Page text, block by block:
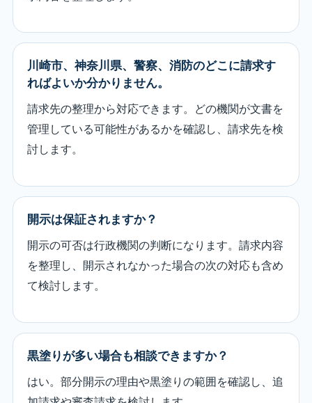
川崎市、神奈川県、警察、消防のどこに請求す
ればよいか分かりません。
請求先の整理から対応できます。どの機関が文書を
管理している可能性があるかを確認し、請求先を検
討します。
開示は保証されますか？
開示の可否は行政機関の判断になります。請求内容
を整理し、開示されなかった場合の次の対応も含め
て検討します。
黒塗りが多い場合も相談できますか？
はい。部分開示の理由や黒塗りの範囲を確認し、追